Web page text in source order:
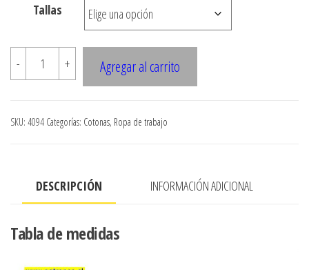
hasta
$7.900
Tallas
-
4049
Chaqueta
cuello
+ Agregar al carrito
SKU: 4094 Categorías: Cotonas, Ropa de trabajo
DESCRIPCIÓN INFORMACIÓN ADICIONAL
Tabla de medidas